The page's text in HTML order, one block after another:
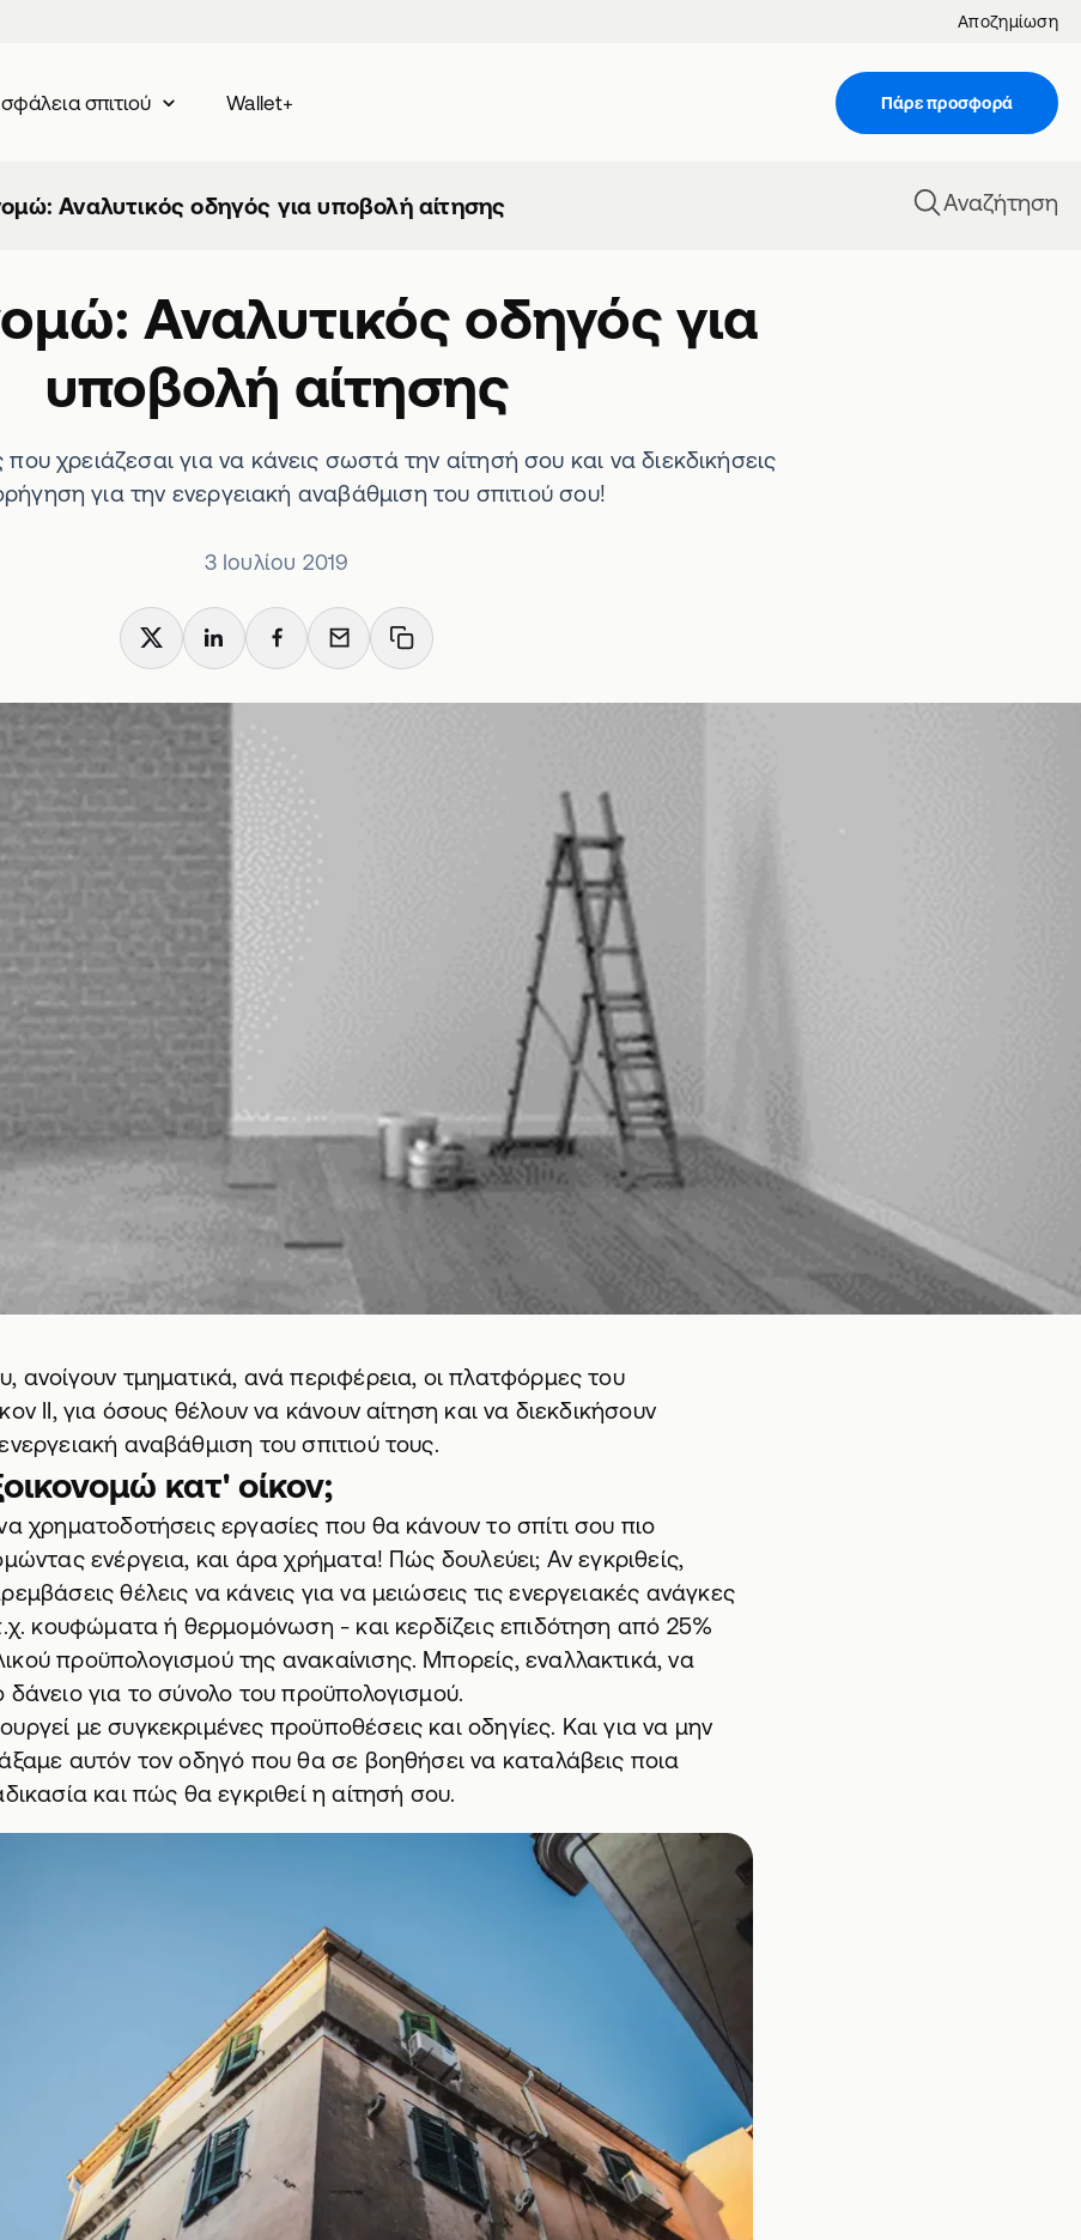
Αποζημίωση
Πάρε προσφορά
σπιτιού Wallet+
Αναλυτικός οδηγός για υποβολή αίτησης Αναζήτηση
Αναλυτικός οδηγός για
υποβολή αίτησης
χρειάζεσαι για να κάνεις σωστά την αίτησή σου και να διεκδικήσεις
για την ενεργειακή αναβάθμιση του σπιτιού σου!
3 Ιουλίου 2019
X LinkedInFacebook
Email Copy link
ανοίγουν τμηματικά, ανά περιφέρεια, οι πλατφόρμες του
ΙΙ, για όσους θέλουν να κάνουν αίτηση και να διεκδικήσουν
αναβάθμιση του σπιτιού τους.
κατ' οίκον;
χρηματοδοτήσεις εργασίες που θα κάνουν το σπίτι σου πιο
ενέργεια, και άρα χρήματα! Πώς δουλεύει; Αν εγκριθείς,
θέλεις να κάνεις για να μειώσεις τις ενεργειακές ανάγκες
κουφώματα ή θερμομόνωση - και κερδίζεις επιδότηση από 25%
προϋπολογισμού της ανακαίνισης. Μπορείς, εναλλακτικά, να
δάνειο για το σύνολο του προϋπολογισμού.
με συγκεκριμένες προϋποθέσεις και οδηγίες. Και για να μην
αυτόν τον οδηγό που θα σε βοηθήσει να καταλάβεις ποια
και πώς θα εγκριθεί η αίτησή σου.